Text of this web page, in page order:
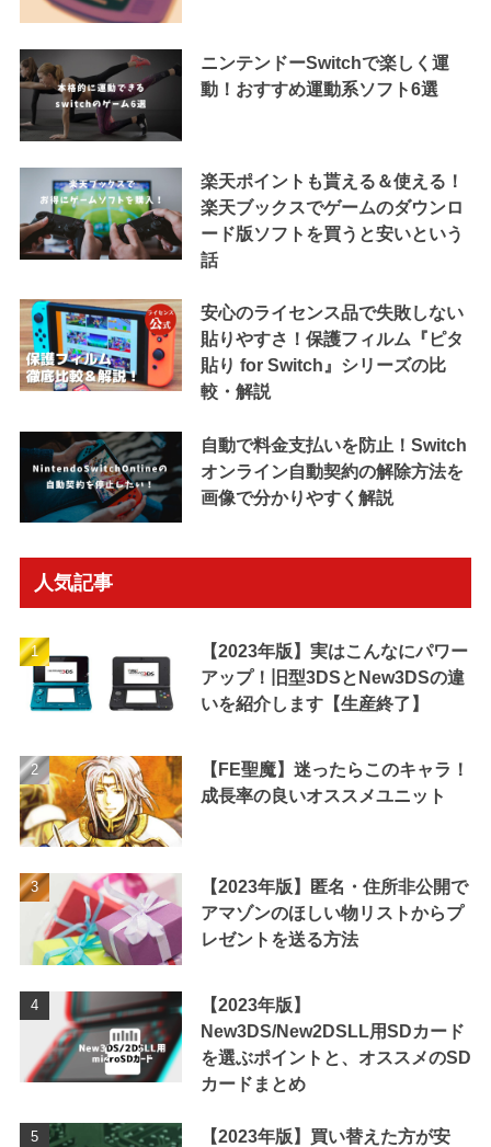
ニンテンドーSwitchで楽しく運
動！おすすめ運動系ソフト6選
楽天ポイントも貰える＆使える！
楽天ブックスでゲームのダウンロ
ード版ソフトを買うと安いという
話
安心のライセンス品で失敗しない
貼りやすさ！保護フィルム『ピタ
貼り for Switch』シリーズの比
較・解説
自動で料金支払いを防止！Switch
オンライン自動契約の解除方法を
画像で分かりやすく解説
人気記事
【2023年版】実はこんなにパワー
アップ！旧型3DSとNew3DSの違
いを紹介します【生産終了】
【FE聖魔】迷ったらこのキャラ！
成長率の良いオススメユニット
【2023年版】匿名・住所非公開で
アマゾンのほしい物リストからプ
レゼントを送る方法
【2023年版】
New3DS/New2DSLL用SDカード
を選ぶポイントと、オススメのSD
カードまとめ
【2023年版】買い替えた方が安